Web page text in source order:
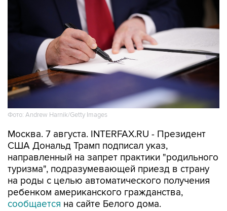
Фото: Andrew Harnik/Getty Images
Москва. 7 августа. INTERFAX.RU - Президент
США Дональд Трамп подписал указ,
направленный на запрет практики "родильного
туризма", подразумевающей приезд в страну
на роды с целью автоматического получения
ребенком американского гражданства,
сообщается на сайте Белого дома.